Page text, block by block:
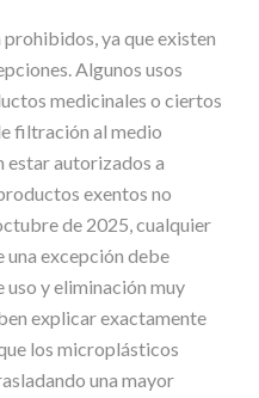
ya que existen
Algunos usos
medicinales o ciertos
filtración al medio
estar autorizados a
exentos no
de 2025, cualquier
una excepción debe
y eliminación muy
explicar exactamente
los microplásticos
una mayor